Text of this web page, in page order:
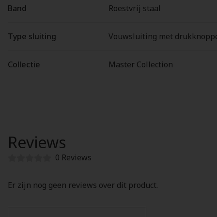
Band Roestvrij staal
Type sluiting Vouwsluiting met
Collectie Master Collection
Reviews
0 Reviews
Er zijn nog geen reviews over dit product.